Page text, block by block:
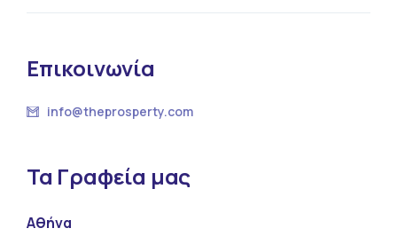
Επικοινωνία
info@theprosperty.com
Τα Γραφεία μας
Αθήνα